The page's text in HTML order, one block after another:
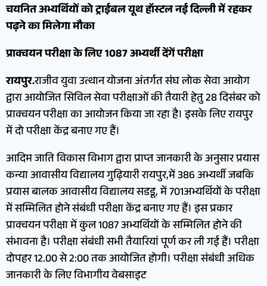
चयनित अभ्यर्थियों को ट्राईबल यूथ हॉस्टल नई दिल्ली में रहकर
पढ़ने का मिलेगा मौका
प्राक्चयन परीक्षा के लिए 1087 अभ्यर्थी देंगें परीक्षा
रायपुर.राजीव युवा उत्थान योजना अंतर्गत संघ लोक सेवा आयोग
द्वारा आयोजित सिविल सेवा परीक्षाओं की तैयारी हेतु 28 दिसंबर को
प्राक्चयन परीक्षा का आयोजन किया जा रहा है। इसके लिए रायपुर
में दो परीक्षा केंद्र बनाए गए हैं।
आदिम जाति विकास विभाग द्वारा प्राप्त जानकारी के अनुसार प्रयास
कन्या आवासीय विद्यालय गुढ़ियारी रायपुर,में 386 अभ्यर्थी जबकि
प्रयास बालक आवासीय विद्यालय सडडू, में 701अभ्यर्थियों के परीक्षा
में सम्मिलित होने संबंधी परीक्षा केंद्र बनाए गए हैं। इस प्रकार
प्राक्चयन परीक्षा में कुल 1087 अभ्यर्थियों के सम्मिलित होने की
संभावना है। परीक्षा संबंधी सभी तैयारियां पूर्ण कर ली गई हैं। परीक्षा
दोपहर 12.00 से 2:00 तक आयोजित होगी। परीक्षा संबंधी अधिक
जानकारी के लिए विभागीय वेबसाइट